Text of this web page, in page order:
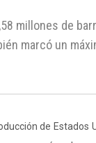
millones de
marcó un
de Estados